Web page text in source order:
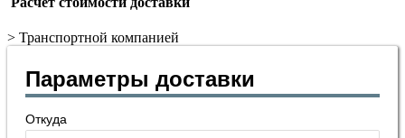
> Транспортной компанией
Параметры доставки
Откуда